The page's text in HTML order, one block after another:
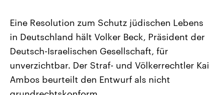
Landtagswahl Sachsen-Anhalt
2026
Alle Informationen
Sachsen-Anhalt wählt am 6.
September 2026 einen neuen
Landtag. Seit 2021 wird das
Bundesland von einer Koalition aus
USA
Aktuelle Beiträge,
Hintergründe
Wirtschaftlich und
gehören die Vereinigten
den mächtigsten Ländern
Eine Resolution zum Schutz jüdischen Lebens
in Deutschland hält Volker Beck, Präsident der
Deutsch-Israelischen Gesellschaft, für
unverzichtbar. Der Straf- und Völkerrechtler Kai
Ambos beurteilt den Entwurf als nicht